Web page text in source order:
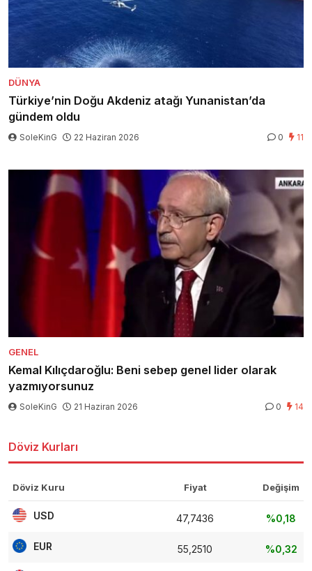
DÜNYA
Türkiye’nin Doğu Akdeniz atağı Yunanistan’da
gündem oldu
SoleKinG 22 Haziran 2026 0 11
GENEL
Kemal Kılıçdaroğlu: Beni sebep genel lider olarak
yazmıyorsunuz
SoleKinG 21 Haziran 2026 0 14
Döviz Kurları
Döviz Kuru Fiyat Değişim
USD 47,7436 %0,18
EUR 55,2510 %0,32